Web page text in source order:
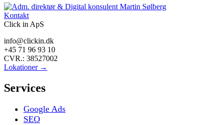
Kontakt
Click in ApS
info@clickin.dk
+45 71 96 93 10
CVR.: 38527002
Lokationer →
Services
Google Ads
SEO